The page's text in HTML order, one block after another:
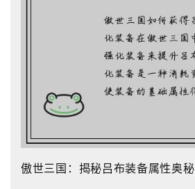
傲世三国：揭秘吕布装备属性奥秘